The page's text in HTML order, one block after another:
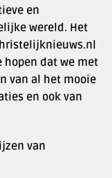
en
wereld. Het
hopen dat we met
van al het mooie
en ook van
van